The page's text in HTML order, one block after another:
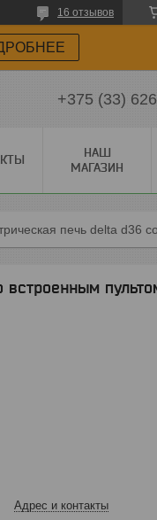
16 отзывов
+375 (33)
НАШ
МАГАЗИН
печь delta d36
встроенным
Адрес и контакты